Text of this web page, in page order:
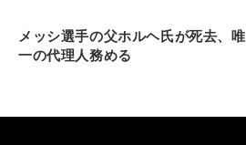
メッシ選手の父ホルヘ氏が死去、唯
一の代理人務める